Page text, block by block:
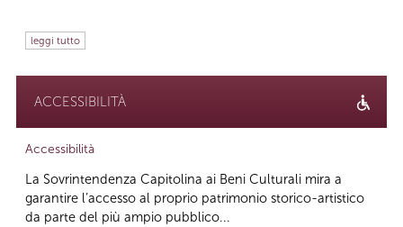
leggi tutto
ACCESSIBILITÀ
Accessibilità
La Sovrintendenza Capitolina ai Beni Culturali mira a
garantire l’accesso al proprio patrimonio storico-artistico
da parte del più ampio pubblico...